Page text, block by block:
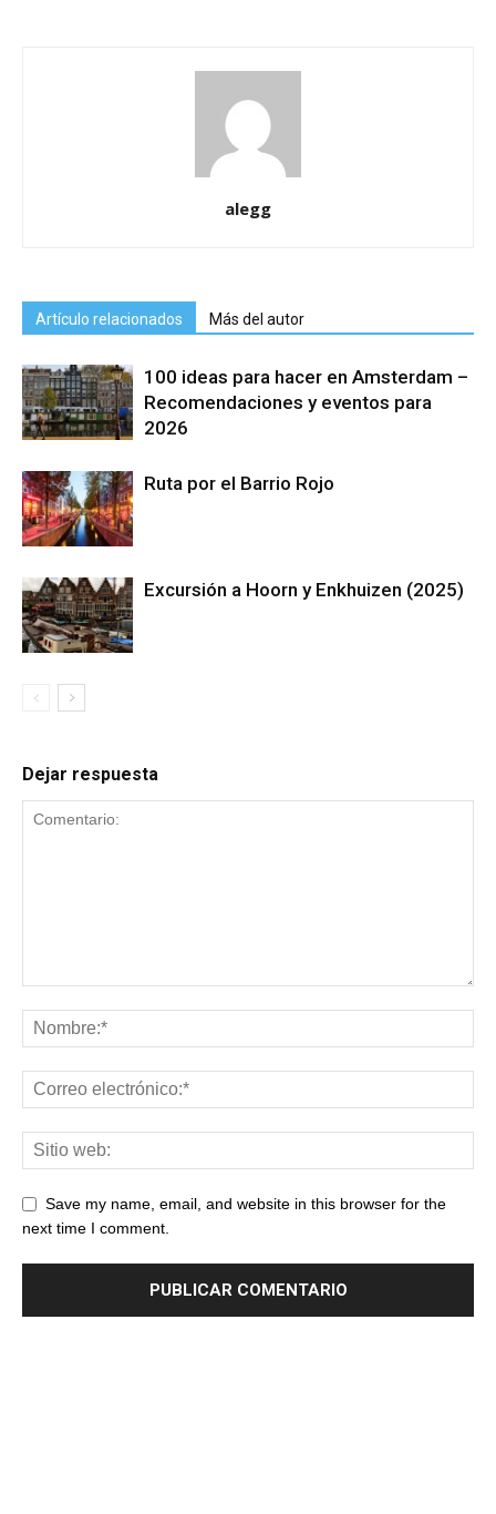
alegg
Artículo relacionados Más del autor
100 ideas para hacer en Amsterdam –
Recomendaciones y eventos para
2026
Ruta por el Barrio Rojo
Excursión a Hoorn y Enkhuizen (2025)
Dejar respuesta
Save my name, email, and website in this browser for the
next time I comment.